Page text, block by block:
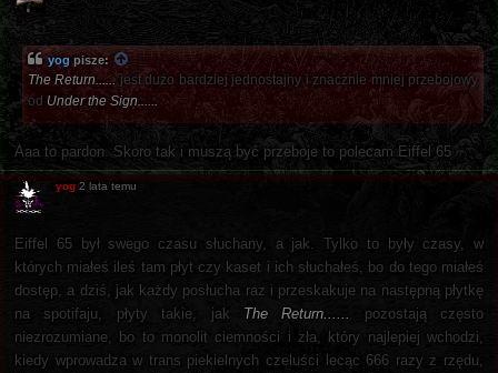
yogpisze:
The Return...... jest dużo bardziej jednostajny i znacznie mniej przebojowy
od Under the Sign......
Aaa to pardon. Skoro tak i muszą być przeboje to polecam Eiffel 65
yog 2 lata temu
Eiffel 65 był swego czasu słuchany, a jak. Tylko to były czasy, w
których miałeś ileś tam płyt czy kaset i ich słuchałeś, bo do tego miałeś
dostęp, a dziś, jak każdy posłucha raz i przeskakuje na następną płytkę
na spotifaju, płyty takie, jak The Return......
pozostają często
niezrozumiane, bo to monolit ciemności i zła, który najlepiej wchodzi,
kiedy wprowadza w trans piekielnych czeluści lecąc 666 razy z rzędu,